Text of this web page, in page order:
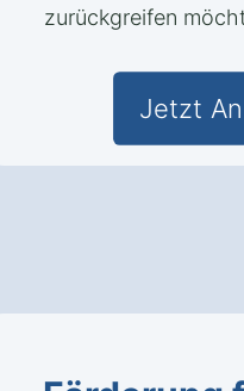
zurückgreifen
Jetzt